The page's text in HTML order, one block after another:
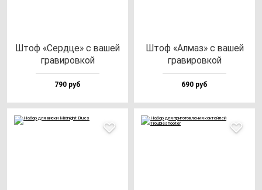
Штоф «Сер­дце» с ва­шей
гра­ви­ров­кой
790 руб
Штоф «Алмаз» с ва­шей
гра­ви­ров­кой
690 руб